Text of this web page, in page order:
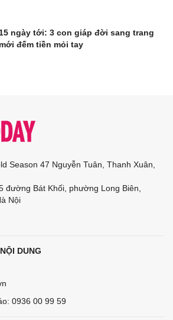
15 ngày tới: 3 con giáp đời sang trang
mới đếm tiền mỏi tay
Season 47 Nguyễn Tuân, Thanh Xuân,
đường Bát Khối, phường Long Biên,
Nội
DUNG
0936 00 99 59